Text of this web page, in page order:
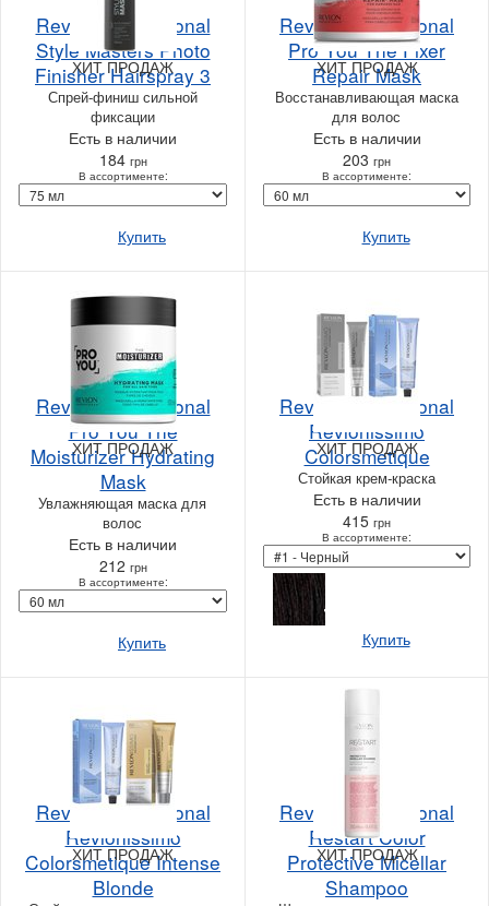
ХИТ ПРОДАЖ
Revlon Professional
Style Masters Photo
Finisher Hairspray 3
Спрей-финиш сильной
фиксации
Есть в наличии
184 грн
В ассортименте:
Купить
ХИТ ПРОДАЖ
Revlon Professional
Pro You The Fixer
Repair Mask
Восстанавливающая маска
для волос
Есть в наличии
203 грн
В ассортименте:
Купить
ХИТ ПРОДАЖ
Revlon Professional
Pro You The
Moisturizer Hydrating
Mask
Увлажняющая маска для
волос
Есть в наличии
212 грн
В ассортименте:
Купить
ХИТ ПРОДАЖ
Revlon Professional
Revlonissimo
Colorsmetique
Стойкая крем-краска
Есть в наличии
415 грн
В ассортименте:
Купить
ХИТ ПРОДАЖ
Revlon Professional
Revlonissimo
Colorsmetique Intense
Blonde
ХИТ ПРОДАЖ
Revlon Professional
Restart Color
Protective Micellar
Shampoo